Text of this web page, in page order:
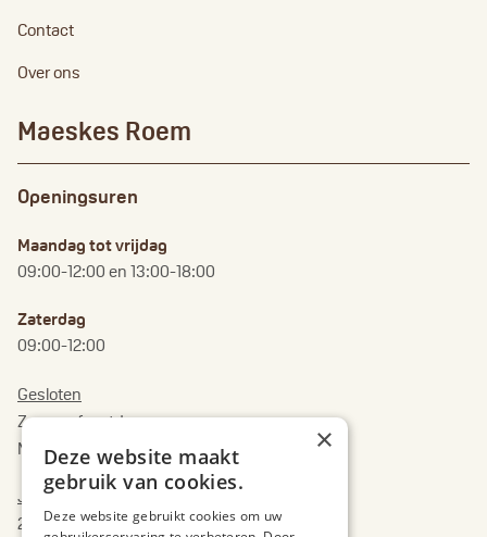
Contact
Over ons
Maeskes Roem
Openingsuren
Maandag tot vrijdag
09:00-12:00 en 13:00-18:00
Zaterdag
09:00-12:00
Gesloten
Zon- en feestdagen
Maandag 17 augustus
Jaarlijks verlof:
20 juli tem 2 augustus
×
Deze website maakt
gebruik van cookies.
Deze website gebruikt cookies om uw